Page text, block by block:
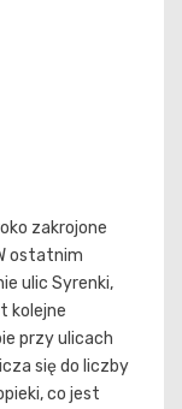
zakrojone
ostatnim
ulic Syrenki,
kolejne
przy ulicach
się do liczby
co jest